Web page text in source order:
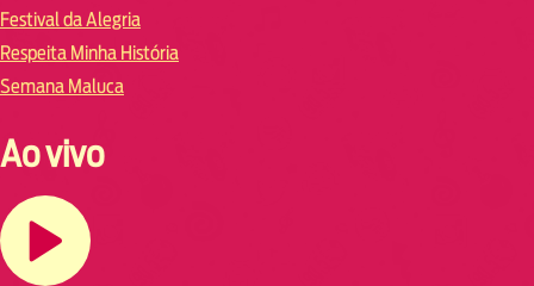
Festival da Alegria
Respeita Minha História
Semana Maluca
Ao vivo